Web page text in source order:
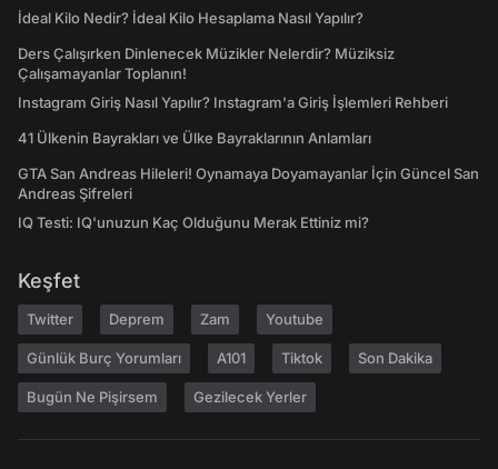
İdeal Kilo Nedir? İdeal Kilo Hesaplama Nasıl Yapılır?
Ders Çalışırken Dinlenecek Müzikler Nelerdir? Müziksiz
Çalışamayanlar Toplanın!
Instagram Giriş Nasıl Yapılır? Instagram'a Giriş İşlemleri Rehberi
41 Ülkenin Bayrakları ve Ülke Bayraklarının Anlamları
GTA San Andreas Hileleri! Oynamaya Doyamayanlar İçin Güncel San
Andreas Şifreleri
IQ Testi: IQ'unuzun Kaç Olduğunu Merak Ettiniz mi?
Keşfet
Twitter Deprem Zam Youtube
Günlük Burç Yorumları A101 Tiktok Son Dakika
Bugün Ne Pişirsem Gezilecek Yerler